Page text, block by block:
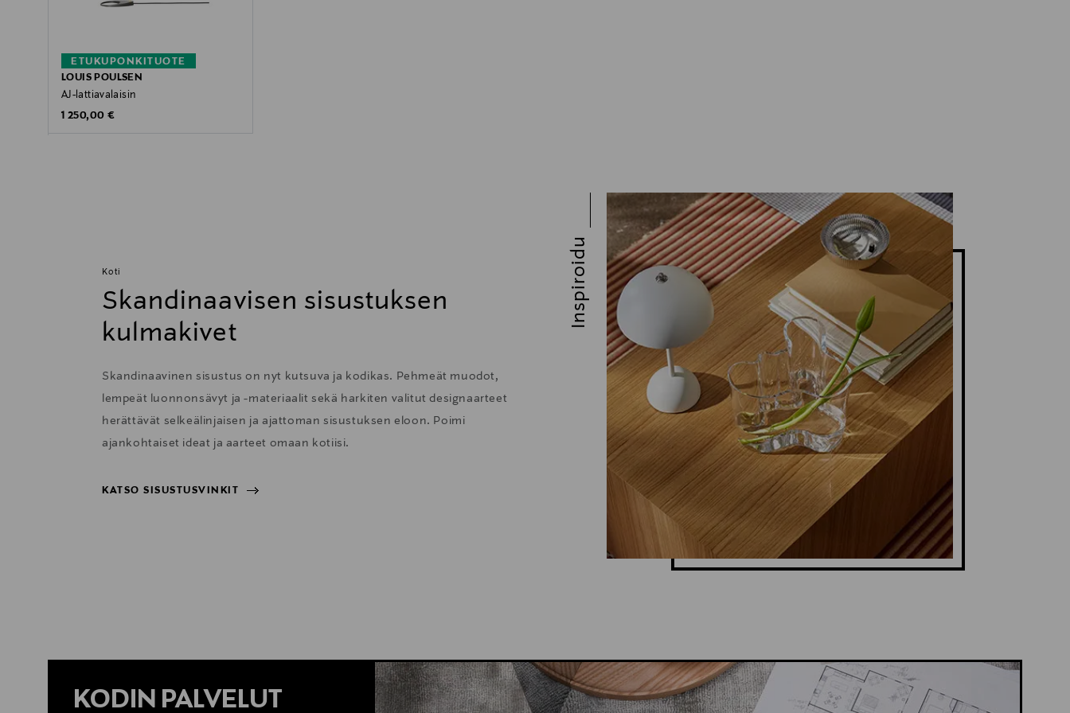
ETUKUPONKITUOTE
LOUIS POULSEN
AJ-lattiavalaisin
Original Price
1 250,00 €
Koti
Skandinaavisen sisustuksen
kulmakivet
Skandinaavinen sisustus on nyt kutsuva ja kodikas. Pehmeät muodot,
lempeät luonnonsävyt ja -materiaalit sekä harkiten valitut designaarteet
herättävät selkeälinjaisen ja ajattoman sisustuksen eloon. Poimi
ajankohtaiset ideat ja aarteet omaan kotiisi.
KATSO SISUSTUSVINKIT
Inspiroidu
KODIN PALVELUT